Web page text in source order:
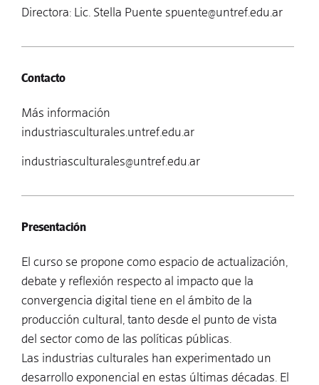
Directora: Lic. Stella Puente spuente@untref.edu.ar
Contacto
Más información
industriasculturales.untref.edu.ar
industriasculturales@untref.edu.ar
Presentación
El curso se propone como espacio de actualización,
debate y reflexión respecto al impacto que la
convergencia digital tiene en el ámbito de la
producción cultural, tanto desde el punto de vista
del sector como de las políticas públicas.
Las industrias culturales han experimentado un
desarrollo exponencial en estas últimas décadas. El